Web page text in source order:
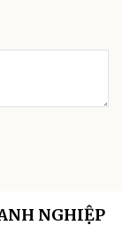
NGHIỆP